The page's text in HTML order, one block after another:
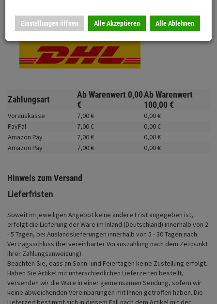
Montageständer
Beleuchtung
Fahrwerk
Zubehör
Merchandise
Anmelden | Registrieren Merkzettel
DHL National
Zahlungsart Ab Warenwert 0,00
€
Ab Warenwert
100,00 €
Vorauskasse 7,00€ 0,00€
PayPal
7,00€ 0,00€
Amazon Pay
7,00€ 0,00€
Amazon Pay
7,00€ 0,00€
Hinweis zum Versand
Lieferfristen
Soweit im jeweiligen Angebot keine andere Frist angegeben ist,
erfolgt die Lieferung der Ware im Inland (Deutschland) innerhalb von 2
- 5 Tagen, bei Auslandslieferungen innerhalb von 5 - 30 Tagen nach
Vertragsschluss (bei vereinbarter Vorauszahlung nach dem Zeitpunkt
Ihrer Zahlungsanweisung).
Beachten Sie, dass an Sonn- und Feiertagen keine Zustellung erfolgt.
Haben Sie Artikel mit unterschiedlichen Lieferzeiten bestellt,
versenden wir die Ware in einer gemeinsamen Sendung, sofern wir
keine abweichenden Vereinbarungen mit Ihnen getroffen haben. Die
Lieferzeit bestimmt sich in diesem Fall nach dem Artikel mit der
Einstellungen öffnen Alle Akzeptieren Alle Ablehnen